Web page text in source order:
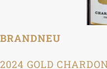
BRANDNEU
2024 GOLD